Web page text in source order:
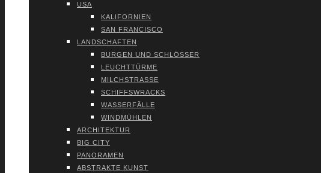
USA
KALI­FOR­NI­EN
SAN FRAN­CIS­CO
LAND­SCHAF­TEN
BUR­GEN UND SCHLÖS­SER
LEUCHT­TÜR­ME
MILCH­STRAS­SE
SCHIFFS­WRACKS
WAS­SER­FÄL­LE
WIND­MÜH­LEN
ARCHI­TEK­TUR
BIG CITY
PAN­ORA­MEN
ABS­TRAK­TE KUNST